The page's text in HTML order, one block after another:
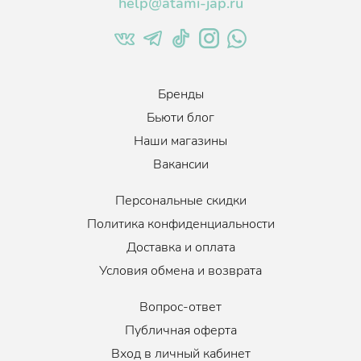
Oligopeptide-1, Sodium Hyaluronate, Caprylyl Glycol, Butylene
Бренды
Бьюти блог
Наши магазины
Вакансии
Персональные скидки
Политика конфиденциальности
Доставка и оплата
Условия обмена и возврата
Вопрос-ответ
Публичная оферта
Вход в личный кабинет